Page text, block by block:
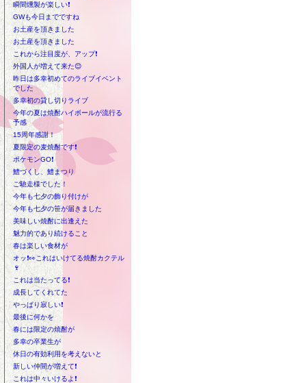
瞬間燻製が楽しい❗
GWも今日までですね
お土産を頂きました
お土産を頂きました
これから注目度が、アップ❗
外国人が増えて来た😊
昨日は多幸初めてのライブイベント
でした
多幸初の貸し切りライブ
今年の夏は焼酎ハイボールが流行る
予感
15周年感謝！
夏限定の麦焼酎です❗
ポケモンGO❗
鱧づくし、鱧まつり
ご馳走様でした！
今年も七夕の飾り付けが
今年も七夕の笹が届きました
美味しい焼酎に出逢えた
魅力的であり続けること
春は楽しい食材が
オッ❗👀これはいけてる焼酎カクテル
🍷
これは当たってる❗
成長してくれてた
やっぱり寂しい❗
最後に何かを
春には限定の焼酎が
多幸の卒業生が
休日の有効利用を考えないと
新しい仲間が増えて❗
これは中々いけるよ❗